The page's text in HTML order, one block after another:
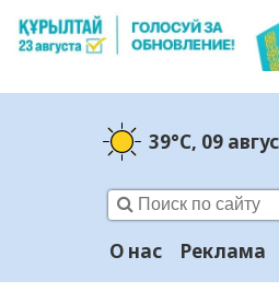
39°C, 09
О нас Реклама